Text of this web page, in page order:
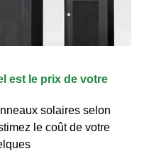
est le prix de votre
solaires selon
le coût de votre